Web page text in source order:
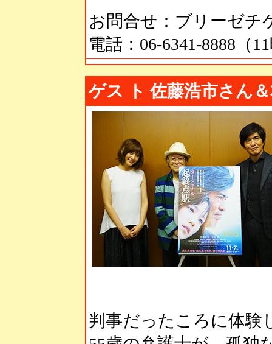
お問合せ：ブリーゼチ
電話：06-6341-8888（
ゲス ト 佐藤浩市さん
判事だったころに体験